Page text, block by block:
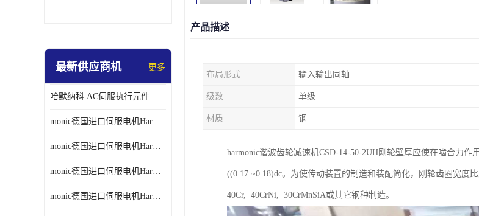
最新供应商机 更多
哈默纳科 AC伺服执行元件扁平型SHA系列 议价
monic德国进口伺服电机Har中国总代理单价
monic德国进口伺服电机Har中国总代理代理
monic德国进口伺服电机Har中国总代理公司
monic德国进口伺服电机Har中国总代理供应
产品描述
布局形式 输入输出同轴
级数 单级
材质 钢
harmonic谐波齿轮减速机CSD-14-50-2UH刚轮壁厚应使在啮合力
((0.17 ~0.18)dc。为使传动装置的制造和装配简化，刚轮齿圈宽度
40Cr, 40CrNi, 30CrMnSiA或其它钢种制造。